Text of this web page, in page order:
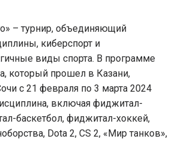
– турнир, объединяющий
киберспорт и
виды спорта. В программе
который прошел в Казани,
с 21 февраля по 3 марта 2024
включая фиджитал-
баскетбол, фиджитал-хоккей,
Dota 2, CS 2, «Мир танков»,